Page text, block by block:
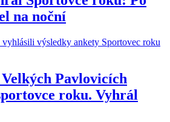
na noční
Pavlovicích
roku. Vyhrál